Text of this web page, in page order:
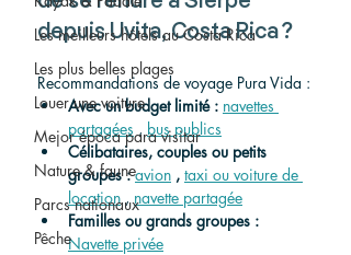
Les meilleurs hôtels au Costa Rica
Les plus belles plages
Louer une voiture
Mejor época para visitar
Nature & faune
Parcs nationaux
Pêche
depuis Uvita, Costa Rica ?
Recommandations de voyage Pura Vida :
Avec un budget limité : navettes
partagées , bus publics
Célibataires, couples ou petits
groupes : avion , taxi ou voiture de
location , navette partagée
Familles ou grands groupes :
Navette privée